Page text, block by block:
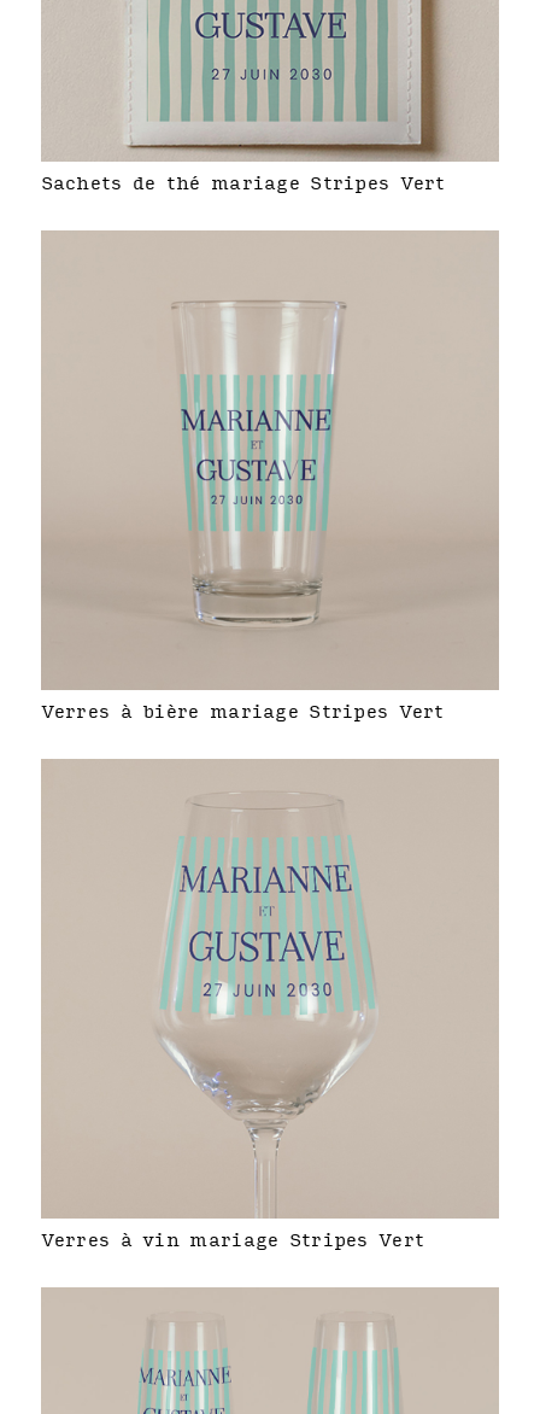
Sachets de thé mariage Stripes Vert
Verres à bière mariage Stripes Vert
Verres à vin mariage Stripes Vert